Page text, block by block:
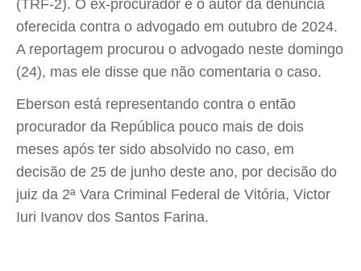
(TRF-2). O ex-procurador é o autor da denúncia
oferecida contra o advogado em outubro de 2024.
A reportagem procurou o advogado neste domingo
(24), mas ele disse que não comentaria o caso.
Eberson está representando contra o então
procurador da República pouco mais de dois
meses após ter sido absolvido no caso, em
decisão de 25 de junho deste ano, por decisão do
juiz da 2ª Vara Criminal Federal de Vitória, Victor
Iuri Ivanov dos Santos Farina.